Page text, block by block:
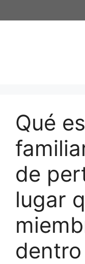
al
Qué
de
lugar